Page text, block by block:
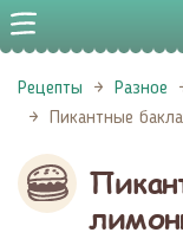
Рецепты Разное
Пикантные